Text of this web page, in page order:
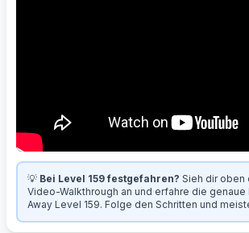
💡 Bei Level 159 festgefahren? Sieh dir oben
Video-Walkthrough an und erfahre die genaue
Away Level 159. Folge den Schritten und